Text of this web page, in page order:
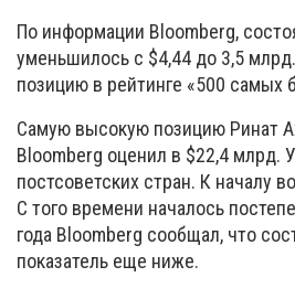
По информации Bloomberg,
уменьшилось с $4,44 до 3,5
позицию в рейтинге «500 самых
Самую высокую позицию Ринат
Bloomberg оценил в $22,4 млрд.
постсоветских стран. К началу
С того времени началось
года Bloomberg сообщал, что
показатель еще ниже.